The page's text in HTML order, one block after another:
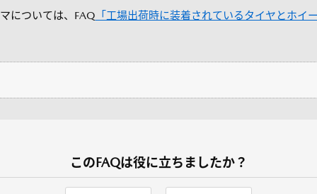
については、FAQ 「工場出荷時に装着されているタイヤとホイ
このFAQは役に立ちましたか？